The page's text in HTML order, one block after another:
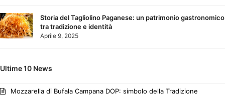
Storia del Tagliolino Paganese: un patrimonio gastronomico
tra tradizione e identità
Aprile 9, 2025
Ultime 10 News
Mozzarella di Bufala Campana DOP: simbolo della Tradizione